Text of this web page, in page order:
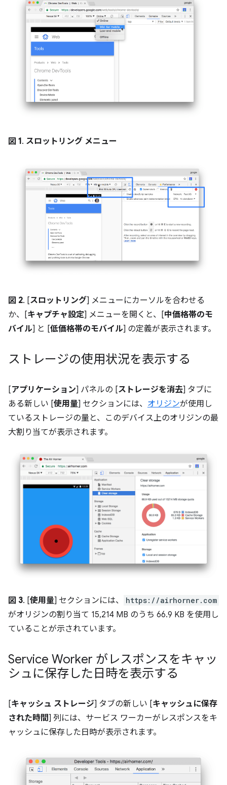
図 1. スロットリング メニュー
図 2. [スロットリング] メニューにカーソルを合わせる
か、[キャプチャ設定] メニューを開くと、[中価格帯のモ
バイル] と [低価格帯のモバイル] の定義が表示されます。
ストレージの使用状況を表示する
[アプリケーション] パネルの [ストレージを消去] タブに
ある新しい [使用量] セクションには、 オリジンが使用し
ているストレージの量と、このデバイス上のオリジンの最
大割り当てが表示されます。
図 3. [使用量] セクションには、 https://airhorner.com
がオリジンの割り当て 15,214 MB のうち 66.9 KB を使用し
ていることが示されています。
Service Worker がレスポンスをキャッ
シュに保存した日時を表示する
[キャッシュ ストレージ] タブの新しい [キャッシュに保存
された時間] 列には、サービス ワーカーがレスポンスをキ
ャッシュに保存した日時が表示されます。